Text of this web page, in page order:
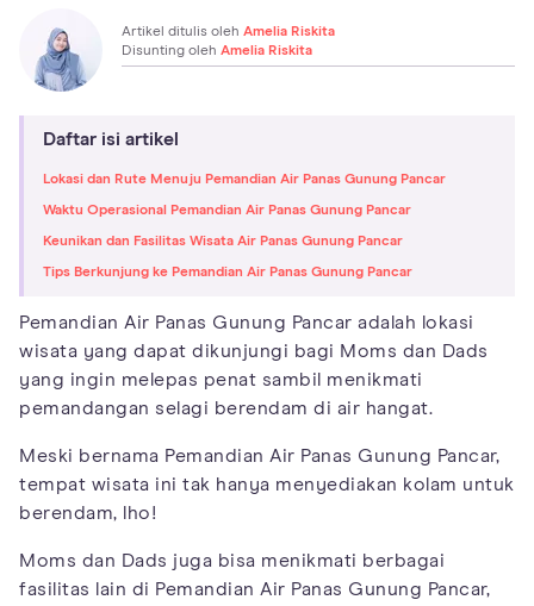
Artikel ditulis oleh Amelia Riskita
Disunting oleh Amelia Riskita
Daftar isi artikel
Lokasi dan Rute Menuju Pemandian Air Panas Gunung Pancar
Waktu Operasional Pemandian Air Panas Gunung Pancar
Keunikan dan Fasilitas Wisata Air Panas Gunung Pancar
Tips Berkunjung ke Pemandian Air Panas Gunung Pancar
Pemandian Air Panas Gunung Pancar adalah lokasi
wisata yang dapat dikunjungi bagi Moms dan Dads
yang ingin melepas penat sambil menikmati
pemandangan selagi berendam di air hangat.
Meski bernama Pemandian Air Panas Gunung Pancar,
tempat wisata ini tak hanya menyediakan kolam untuk
berendam, lho!
Moms dan Dads juga bisa menikmati berbagai
fasilitas lain di Pemandian Air Panas Gunung Pancar,